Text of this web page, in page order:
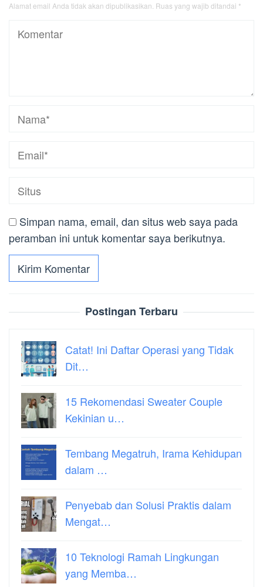
Alamat email Anda tidak akan dipublikasikan. Ruas yang wajib ditandai *
Simpan nama, email, dan situs web saya pada
peramban ini untuk komentar saya berikutnya.
Postingan Terbaru
Catat! Ini Daftar Operasi yang Tidak
Dit…
15 Rekomendasi Sweater Couple
Kekinian u…
Tembang Megatruh, Irama Kehidupan
dalam …
Penyebab dan Solusi Praktis dalam
Mengat…
10 Teknologi Ramah Lingkungan
yang Memba…